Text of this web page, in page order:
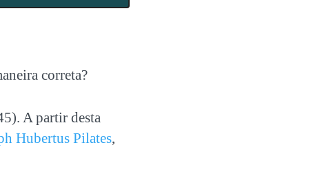
correta?
A partir desta
Hubertus Pilates,